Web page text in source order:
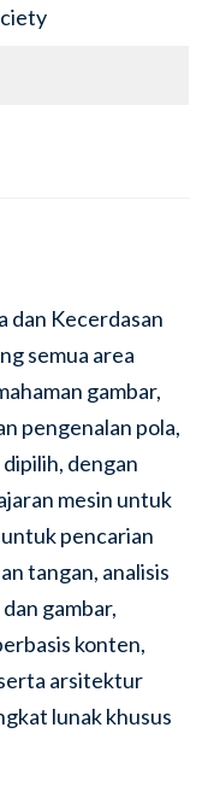
dan Kecerdasan
semua area
gambar,
pengenalan pola,
dengan
mesin untuk
pencarian
tangan, analisis
gambar,
konten,
arsitektur
lunak khusus